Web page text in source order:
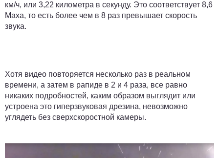
км/ч, или 3,22 километра в секунду. Это соответствует 8,6
Маха, то есть более чем в 8 раз превышает скорость
звука.
Хотя видео повторяется несколько раз в реальном
времени, а затем в рапиде в 2 и 4 раза, все равно
никаких подробностей, каким образом выглядит или
устроена это гиперзвуковая дрезина, невозможно
углядеть без сверхскоростной камеры.